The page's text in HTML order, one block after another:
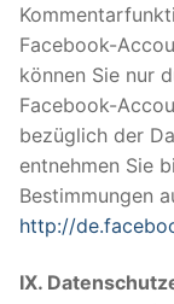
Facebook-
können Sie nur
Facebook-
bezüglich der
entnehmen Sie
Bestimmungen
http://
IX.